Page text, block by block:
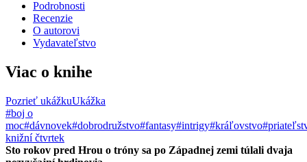
Podrobnosti
Recenzie
O autorovi
Vydavateľstvo
Viac o knihe
Pozrieť ukážkuUkážka
#boj o
moc#dávnovek#dobrodružstvo#fantasy#intrigy#kráľovstvo
knižní čtvrtek
Sto rokov pred Hrou o tróny sa po Západnej zemi túlali dvaja